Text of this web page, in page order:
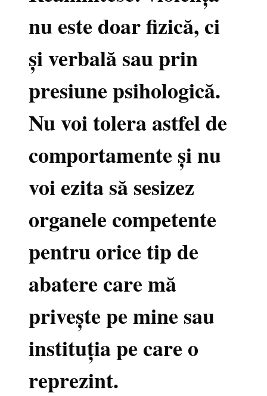
nu este doar fizică, ci
și verbală sau prin
presiune psihologică.
Nu voi tolera astfel de
comportamente și nu
voi ezita să sesizez
organele competente
pentru orice tip de
abatere care mă
privește pe mine sau
instituția pe care o
reprezint.